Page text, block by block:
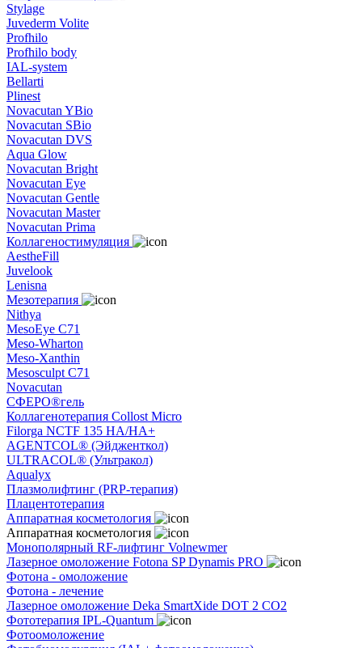
Stylage
Juvederm Volite
Profhilo
Profhilo body
IAL-system
Bellarti
Plinest
Novacutan YBio
Novacutan SBio
Novacutan DVS
Aqua Glow
Novacutan Bright
Novacutan Eye
Novacutan Gentle
Novacutan Master
Novacutan Prima
Коллагеностимуляция
AestheFill
Juvelook
Lenisna
Мезотерапия
Nithya
MesoEye C71
Meso-Wharton
Meso-Xanthin
Mesosculpt C71
Novacutan
СФЕРО®гель
Коллагенотерапия Collost Micro
Filorga NCTF 135 HA/HA+
AGENTCOL® (Эйдженткол)
ULTRACOL® (Ультракол)
Aqualyx
Плазмолифтинг (PRP-терапия)
Плацентотерапия
Аппаратная косметология
Аппаратная косметология
Монополярный RF-лифтинг Volnewmer
Лазерное омоложение Fotona SP Dynamis PRO
Фотона - омоложение
Фотона - лечение
Лазерное омоложение Deka SmartXide DOT 2 CO2
Фототерапия IPL-Quantum
Фотоомоложение